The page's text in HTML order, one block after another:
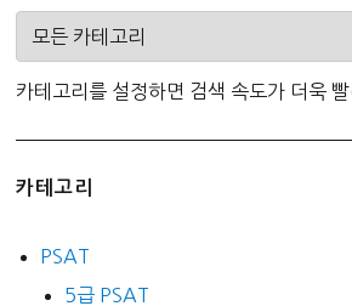
카테고리를 설정하면 검색 속도가 더욱 빨
카테고리
PSAT
5급 PSAT